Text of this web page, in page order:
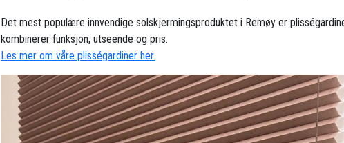
Det mest populære innvendige solskjermingsproduktet i Remøy er
kombinerer funksjon, utseende og pris.
Les mer om våre plisségardiner her.